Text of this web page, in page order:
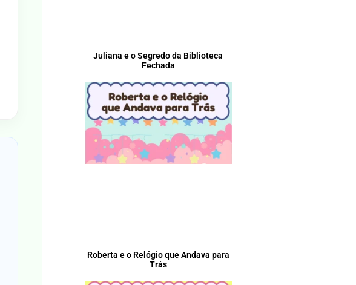
Juliana e o Segredo da Biblioteca
Fechada
Roberta e o Relógio que Andava para
Trás